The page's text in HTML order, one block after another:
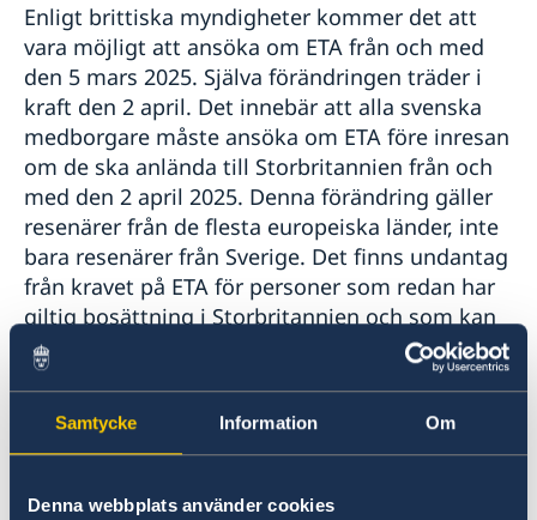
Samtycke Information Om
Denna webbplats använder cookies
Enligt brittiska myndigheter kommer det att
vara möjligt att ansöka om ETA från och med
den 5 mars 2025. Själva förändringen träder i
kraft den 2 april. Det innebär att alla svenska
medborgare måste ansöka om ETA före inresan
om de ska anlända till Storbritannien från och
med den 2 april 2025. Denna förändring gäller
resenärer från de flesta europeiska länder, inte
bara resenärer från Sverige. Det finns undantag
från kravet på ETA för personer som redan har
giltig bosättning i Storbritannien och som kan
dokumentera detta. Ansökan görs digitalt
antingen via en webbplats eller en app
brittiska regeringens hemsida om ETA